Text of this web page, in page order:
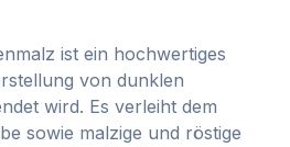
ist ein hochwertiges
von dunklen
wird. Es verleiht dem
sowie malzige und röstige